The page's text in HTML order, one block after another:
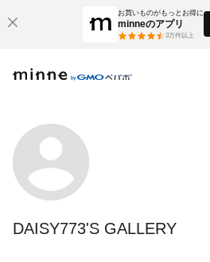
お買いものがもっとお得に
minneのアプリ
3万件以上
DAISY773'S GALLERY